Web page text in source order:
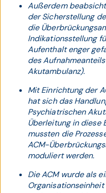
Außerdem
der Sicherstellung
die
Indikationsstellung
Aufenthalt enger
des
Akutambulanz).
Mit Einrichtung der
hat sich das
Psychiatrischen
Überleitung in diese
mussten die
ACM-
moduliert werden.
Die ACM wurde als